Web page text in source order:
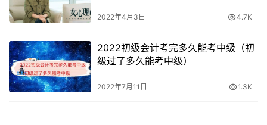
2022年4月3日 4.7K
2022初级会计考完多久能考中级（初
级过了多久能考中级）
2022年7月11日 1.3K